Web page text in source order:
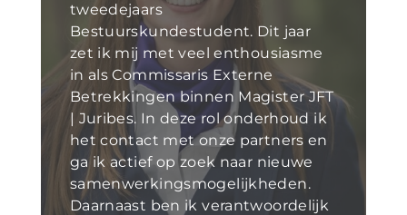
tweedejaars
Bestuurskundestudent. Dit jaar
zet ik mij met veel enthousiasme
in als Commissaris Externe
Betrekkingen binnen Magister JFT
| Juribes. In deze rol onderhoud ik
het contact met onze partners en
ga ik actief op zoek naar nieuwe
samenwerkingsmogelijkheden.
Daarnaast ben ik verantwoordelijk